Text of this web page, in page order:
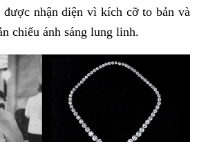
được nhận diện vì kích cỡ to bản và
chiếu ánh sáng lung linh.